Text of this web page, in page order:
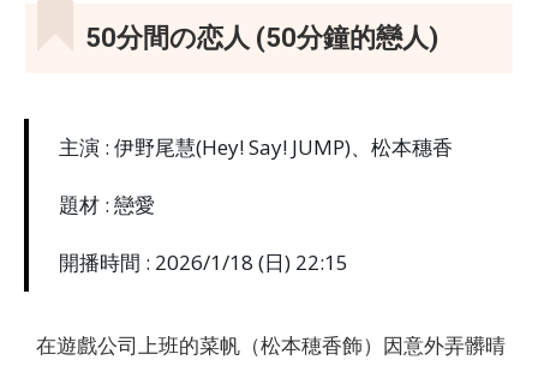
50分間の恋人 (50分鐘的戀人)
主演 : 伊野尾慧(Hey! Say! JUMP)、松本穗香
題材 : 戀愛
開播時間 : 2026/1/18 (日) 22:15
在遊戲公司上班的菜帆（松本穂香飾）因意外弄髒晴